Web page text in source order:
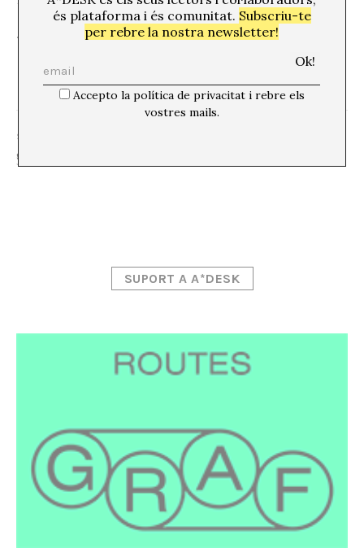
.
SHARE
SUPORT A A*DESK
és plataforma i és comunitat. Subscriu-te
per rebre la nostra newsletter!
Accepto la política de privacitat i rebre els
vostres mails.